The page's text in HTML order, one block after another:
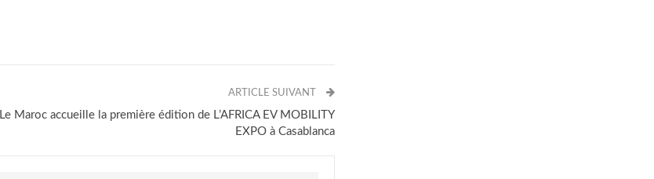
ARTICLE SUIVANT
Le Maroc accueille la première édition de L’AFRICA EV MOBILITY
EXPO à Casablanca